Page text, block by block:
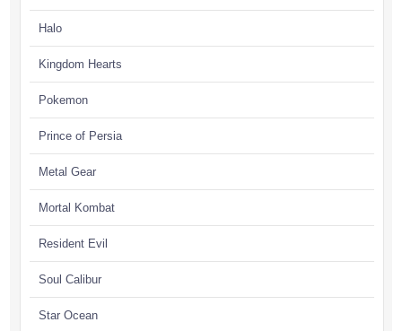
Halo
Kingdom Hearts
Pokemon
Prince of Persia
Metal Gear
Mortal Kombat
Resident Evil
Soul Calibur
Star Ocean